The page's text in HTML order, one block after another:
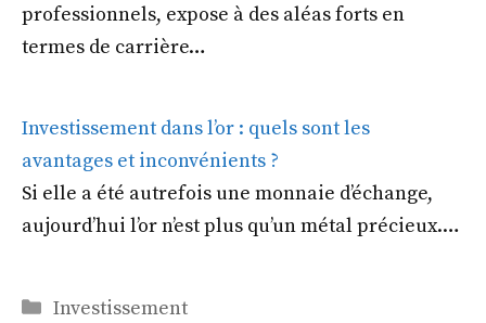
professionnels, expose à des aléas forts en
termes de carrière…
Investissement dans l’or : quels sont les
avantages et inconvénients ?
Si elle a été autrefois une monnaie d’échange,
aujourd’hui l’or n’est plus qu’un métal précieux.…
Catégories
Investissement